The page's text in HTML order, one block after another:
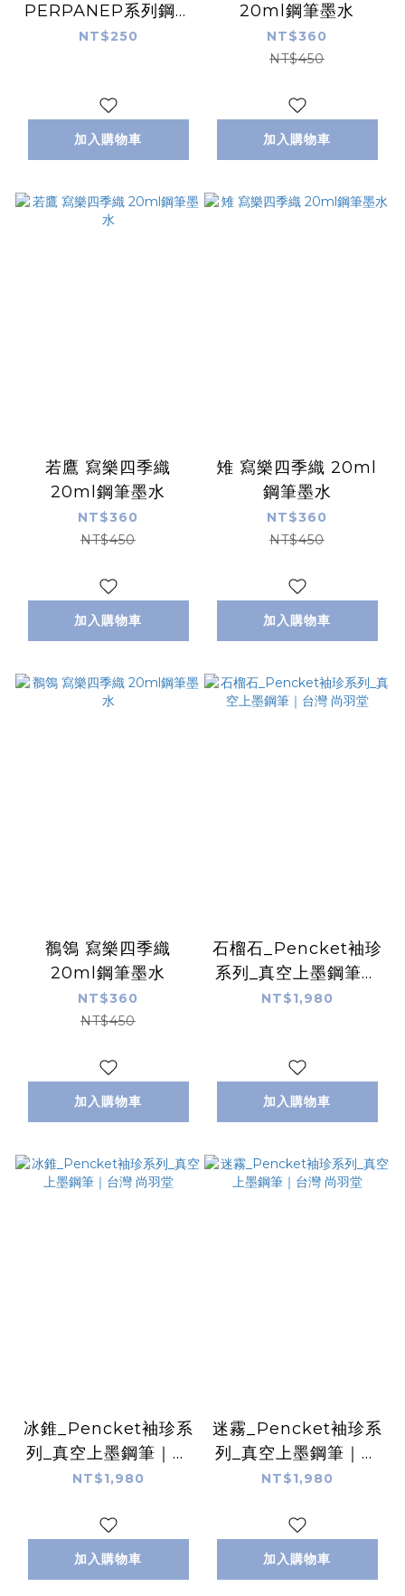
PERPANEP系列鋼筆
0.3 細字
NT$250
加入購物車
20ml鋼筆墨水
NT$360
NT$450
加入購物車
若鷹 寫樂四季織
20ml鋼筆墨水
NT$360
NT$450
加入購物車
雉 寫樂四季織 20ml
鋼筆墨水
NT$360
NT$450
加入購物車
鶺鴒 寫樂四季織
20ml鋼筆墨水
NT$360
NT$450
加入購物車
石榴石_Pencket袖珍
系列_真空上墨鋼筆｜
台灣 尚羽堂
NT$1,980
加入購物車
冰錐_Pencket袖珍系
列_真空上墨鋼筆｜台
灣 尚羽堂
NT$1,980
加入購物車
迷霧_Pencket袖珍系
列_真空上墨鋼筆｜台
灣 尚羽堂
NT$1,980
加入購物車